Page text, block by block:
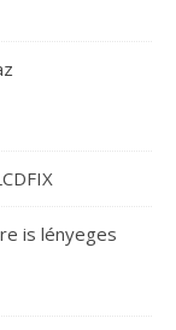
is lényeges